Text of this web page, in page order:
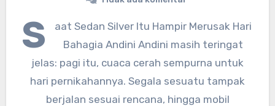
S
aat Sedan Silver Itu Hampir Merusak Hari
Bahagia Andini Andini masih teringat
jelas: pagi itu, cuaca cerah sempurna untuk
hari pernikahannya. Segala sesuatu tampak
berjalan sesuai rencana, hingga mobil